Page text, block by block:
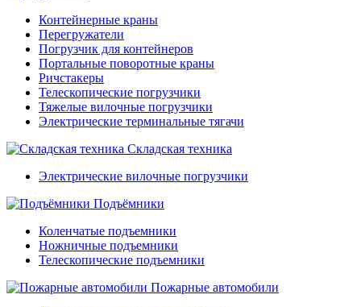
Контейнерные краны
Перегружатели
Погрузчик для контейнеров
Портальные поворотные краны
Ричстакеры
Телескопические погрузчики
Тяжелые вилочные погрузчики
Электрические терминальные тягачи
Складская техника
Электрические вилочные погрузчики
Подъёмники
Коленчатые подъемники
Ножничные подъемники
Телескопические подъемники
Пожарные автомобили